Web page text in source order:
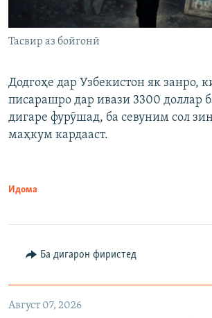
Тасвир аз бойгонӣ
Додгоҳе дар Узбекистон як занро,
писарашро дар ивази 3300 доллар
дигаре фурӯшад, ба севуним сол
маҳкум кардааст.
Идома
Ба дигарон фиристед
Август 07, 2026